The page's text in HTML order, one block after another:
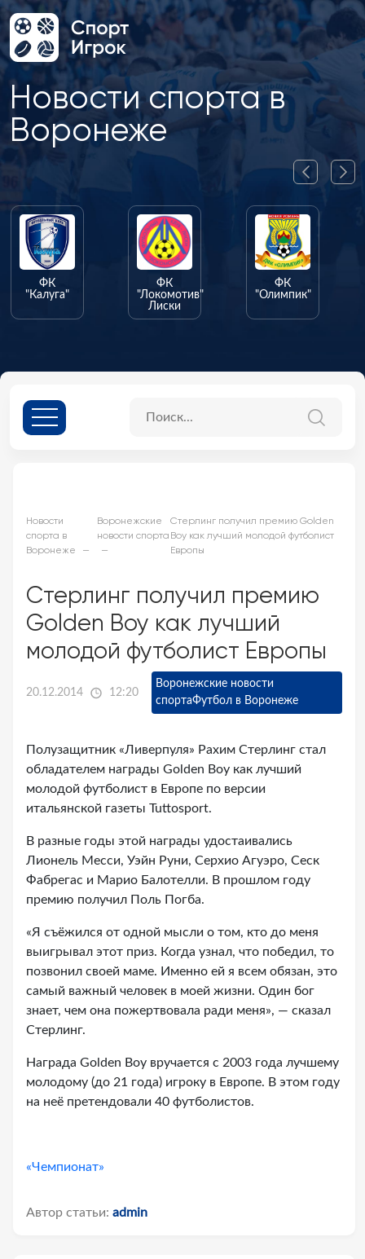
Новости спорта в
Воронеже
ФК
"Калуга"
ФК
"Локомотив"
Лиски
ФК
"Олимпик"
Новости
спорта в
Воронеже
Воронежские
новости спорта
Стерлинг получил премию Golden
Boy как лучший молодой футболист
Европы
Стерлинг получил премию
Golden Boy как лучший
молодой футболист Европы
20.12.2014 12:20
Воронежские новости
спортаФутбол в Воронеже
Полузащитник «Ливерпуля» Рахим Стерлинг стал
обладателем награды Golden Boy как лучший
молодой футболист в Европе по версии
итальянской газеты Tuttosport.
В разные годы этой награды удостаивались
Лионель Месси, Уэйн Руни, Серхио Агуэро, Сеск
Фабрегас и Марио Балотелли. В прошлом году
премию получил Поль Погба.
«Я съёжился от одной мысли о том, кто до меня
выигрывал этот приз. Когда узнал, что победил, то
позвонил своей маме. Именно ей я всем обязан, это
самый важный человек в моей жизни. Один бог
знает, чем она пожертвовала ради меня», — сказал
Стерлинг.
Награда Golden Boy вручается с 2003 года лучшему
молодому (до 21 года) игроку в Европе. В этом году
на неё претендовали 40 футболистов.
«Чемпионат»
Автор статьи: admin